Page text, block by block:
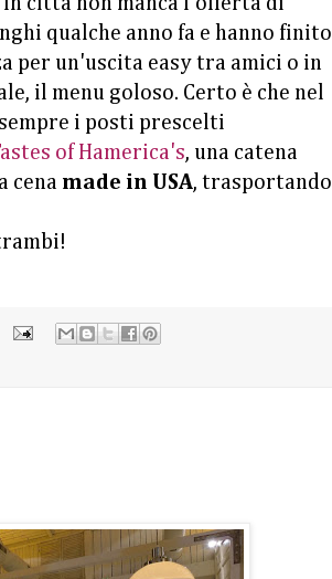
In città non manca l'offerta di
qualche anno fa e hanno finito
per un'uscita easy tra amici o in
il menu goloso. Certo è che nel
i posti prescelti
of Hamerica's, una catena
cena made in USA, trasportando